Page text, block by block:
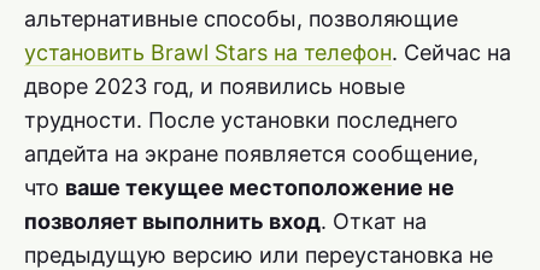
альтернативные способы, позволяющие
установить Brawl Stars на телефон. Сейчас на
дворе 2023 год, и появились новые
трудности. После установки последнего
апдейта на экране появляется сообщение,
что ваше текущее местоположение не
позволяет выполнить вход. Откат на
предыдущую версию или переустановка не